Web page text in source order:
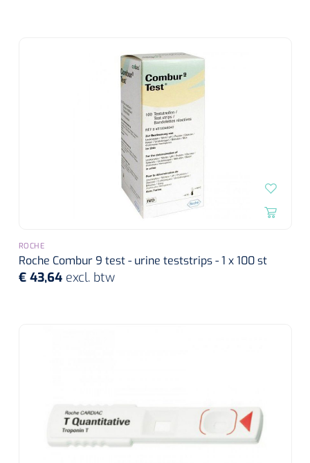
ROCHE
Roche Combur 9 test - urine teststrips - 1 x 100 st
€ 43,64 excl. btw